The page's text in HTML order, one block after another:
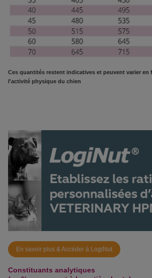
Ces quantités restent indicatives et peuvent varier en
l'activité physique du chien
En savoir plus & Accéder à LogiNut
Constituants analytiques